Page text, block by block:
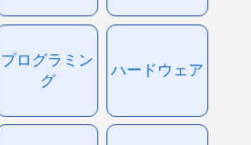
プログラミン
グ
ハードウェア